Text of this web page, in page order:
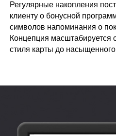
Регулярные накопления
клиенту о бонусной
символов напоминания о
Концепция масштабируется
стиля карты до